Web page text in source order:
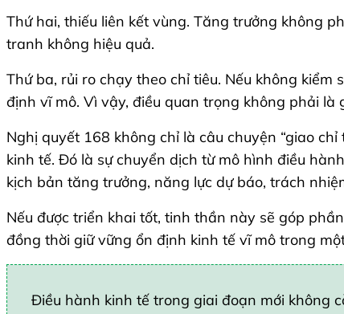
Thứ hai, thiếu liên kết vùng. Tăng trưởng không
tranh không hiệu quả.
Thứ ba, rủi ro chạy theo chỉ tiêu. Nếu không
định vĩ mô. Vì vậy, điều quan trọng không phải
Nghị quyết 168 không chỉ là câu chuyện “giao
kinh tế. Đó là sự chuyển dịch từ mô hình điều
kịch bản tăng trưởng, năng lực dự báo, trách
Nếu được triển khai tốt, tinh thần này sẽ góp
đồng thời giữ vững ổn định kinh tế vĩ mô trong
Điều hành kinh tế trong giai đoạn mới không